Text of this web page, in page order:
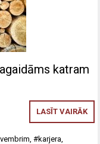
katram
LASĪT VAIRĀK
,#karjera